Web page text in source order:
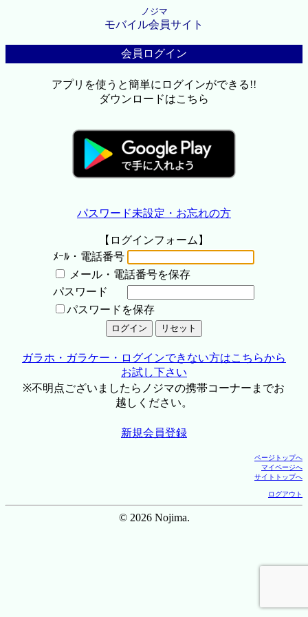
ノジマ
モバイル会員サイト
会員ログイン
アプリを使うと簡単にログインができる!!
ダウンロードはこちら
パスワード未設定・お忘れの方
【ログインフォーム】
ﾒｰﾙ・電話番号
メール・電話番号を保存
パスワード
パスワードを保存
ガラホ・ガラケー・ログインできない方はこちらから
お試し下さい
※不明点ございましたらノジマの携帯コーナーまでお
越しください。
新規会員登録
ページトップへ
マイページへ
サイトトップへ
ログアウト
© 2026 Nojima.